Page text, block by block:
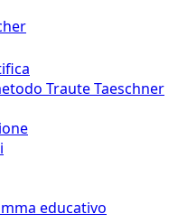
Traute Taeschner
educativo